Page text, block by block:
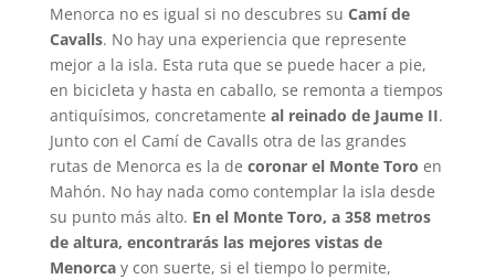
Menorca no es igual si no descubres su Camí de
Cavalls. No hay una experiencia que represente
mejor a la isla. Esta ruta que se puede hacer a pie,
en bicicleta y hasta en caballo, se remonta a tiempos
antiquísimos, concretamente al reinado de Jaume II.
Junto con el Camí de Cavalls otra de las grandes
rutas de Menorca es la de coronar el Monte Toro en
Mahón. No hay nada como contemplar la isla desde
su punto más alto. En el Monte Toro, a 358 metros
de altura, encontrarás las mejores vistas de
Menorcay con suerte, si el tiempo lo permite,